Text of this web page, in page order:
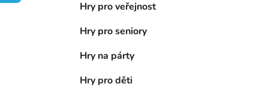
Hry pro veřejnost
Hry pro seniory
Hry na párty
Hry pro děti